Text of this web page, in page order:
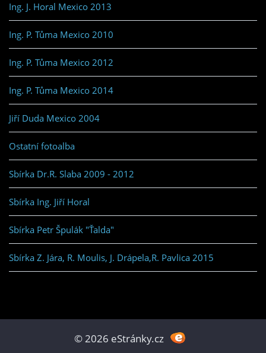
Ing. J. Horal Mexico 2013
Ing. P. Tůma Mexico 2010
Ing. P. Tůma Mexico 2012
Ing. P. Tůma Mexico 2014
Jiří Duda Mexico 2004
Ostatní fotoalba
Sbírka Dr.R. Slaba 2009 - 2012
Sbírka Ing. Jiří Horal
Sbírka Petr Špulák "Ťalda"
Sbírka Z. Jára, R. Moulis, J. Drápela,R. Pavlica 2015
© 2026 eStránky.cz